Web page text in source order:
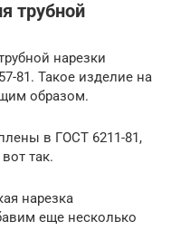
трубной
нарезки
81. Такое изделие на
образом.
в ГОСТ 6211-81,
так.
нарезка
еще несколько